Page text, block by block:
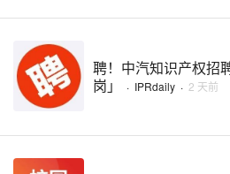
聘！中汽知识产权招
岗」
· IPRdaily · 2 天前